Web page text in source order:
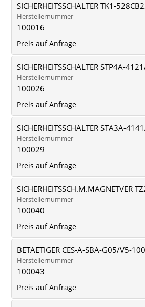
SICHERHEITSSCHALTER TK1-
Herstellernummer
100016
Preis auf Anfrage
SICHERHEITSSCHALTER STP4A-
Herstellernummer
100026
Preis auf Anfrage
SICHERHEITSSCHALTER STA3A-
Herstellernummer
100029
Preis auf Anfrage
SICHERHEITSSCH.M.MAGNETVER
Herstellernummer
100040
Preis auf Anfrage
BETAETIGER CES-A-SBA-G05/V5-
Herstellernummer
100043
Preis auf Anfrage